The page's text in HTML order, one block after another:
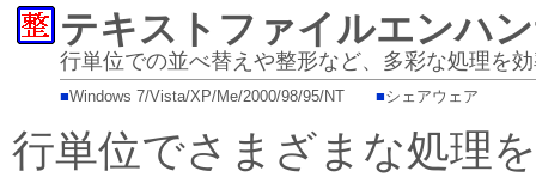
テキストファイルエンハ
行単位での並べ替えや整形など、多彩な処理を
■Windows 7/Vista/XP/Me/2000/98/95/NT ■シェアウェア
行単位でさまざまな処理